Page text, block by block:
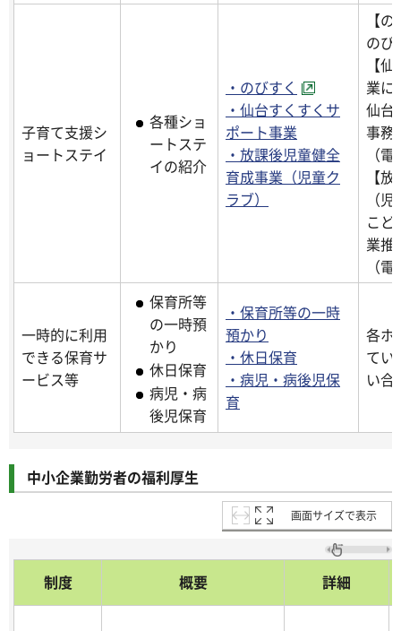
子育て支援シ
ョートステイ
各種ショ
ートステ
イの紹介
・のびすく
・仙台すくすくサ
ポート事業
・放課後児童健全
育成事業（児童ク
ラブ）
【
のび
【
業に
仙台
事務
（
【
（
こど
業推
（
一時的に利用
できる保育サ
ービス等
保育所等
の一時預
かり
休日保育
病児・病
後児保育
・保育所等の一時
預かり
・休日保育
・病児・病後児保
育
各ホ
てい
い合
中小企業勤労者の福利厚生
画面サイズで表示
制度 概要 詳細